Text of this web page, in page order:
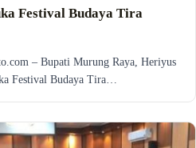
Festival Budaya Tira
– Bupati Murung Raya, Heriyus
Festival Budaya Tira…